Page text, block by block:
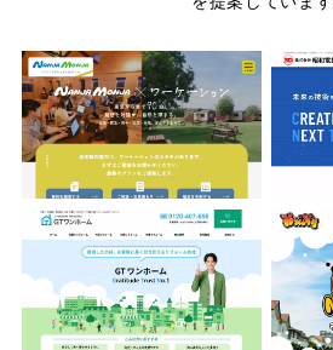
株式会社GTワンホーム
有限会社東豊住宅